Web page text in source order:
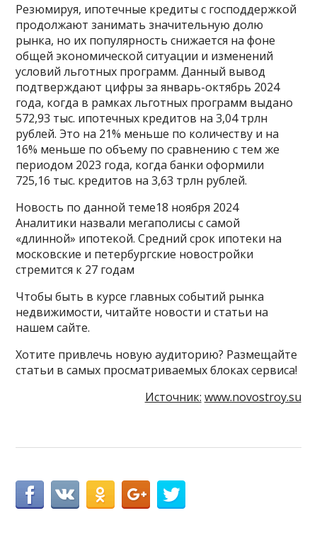
Резюмируя, ипотечные кредиты с господдержкой
продолжают занимать значительную долю
рынка, но их популярность снижается на фоне
общей экономической ситуации и изменений
условий льготных программ. Данный вывод
подтверждают цифры за январь-октябрь 2024
года, когда в рамках льготных программ выдано
572,93 тыс. ипотечных кредитов на 3,04 трлн
рублей. Это на 21% меньше по количеству и на
16% меньше по объему по сравнению с тем же
периодом 2023 года, когда банки оформили
725,16 тыс. кредитов на 3,63 трлн рублей.
Новость по данной теме18 ноября 2024
Аналитики назвали мегаполисы с самой
«длинной» ипотекой. Средний срок ипотеки на
московские и петербургские новостройки
стремится к 27 годам
Чтобы быть в курсе главных событий рынка
недвижимости, читайте новости и статьи на
нашем сайте.
Хотите привлечь новую аудиторию? Размещайте
статьи в самых просматриваемых блоках сервиса!
Источник: www.novostroy.su